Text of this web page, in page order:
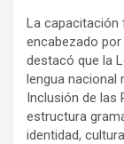
La capacitación
encabezado por
destacó que la
lengua nacional
Inclusión de las
estructura
identidad,